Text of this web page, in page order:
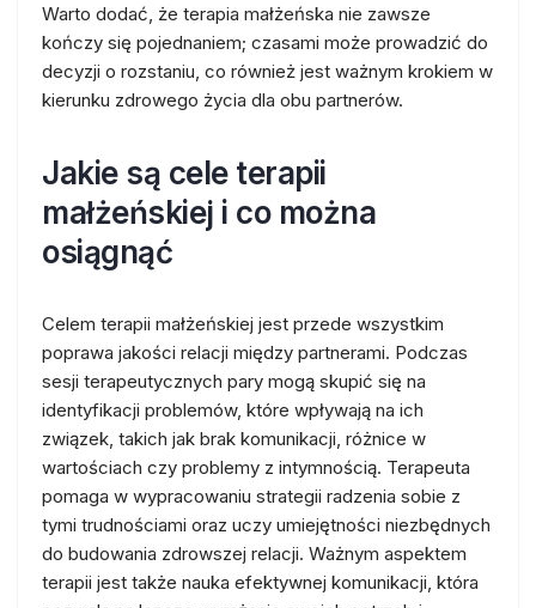
Warto dodać, że terapia małżeńska nie zawsze
kończy się pojednaniem; czasami może prowadzić do
decyzji o rozstaniu, co również jest ważnym krokiem w
kierunku zdrowego życia dla obu partnerów.
Jakie są cele terapii
małżeńskiej i co można
osiągnąć
Celem terapii małżeńskiej jest przede wszystkim
poprawa jakości relacji między partnerami. Podczas
sesji terapeutycznych pary mogą skupić się na
identyfikacji problemów, które wpływają na ich
związek, takich jak brak komunikacji, różnice w
wartościach czy problemy z intymnością. Terapeuta
pomaga w wypracowaniu strategii radzenia sobie z
tymi trudnościami oraz uczy umiejętności niezbędnych
do budowania zdrowszej relacji. Ważnym aspektem
terapii jest także nauka efektywnej komunikacji, która